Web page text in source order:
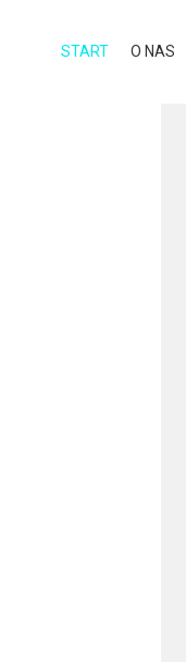
START O NAS